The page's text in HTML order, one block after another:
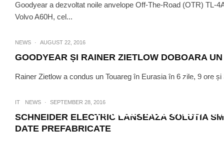
Goodyear a dezvoltat noile anvelope Off-The-Road (OTR) TL-
Volvo A60H, cel...
NEWS · AUGUST 22, 2016
GOODYEAR ȘI RAINER ZIETLOW DOBOARA
Rainer Zietlow a condus un Touareg în Eurasia în 6 zile, 9 ore
NEW NEWS ·
IT NEWS · SEPTEMBER 28, 2016
SCHNEIDER ELECTRIC LANSEAZA SOLUTIA
DATE PREFABRICATE